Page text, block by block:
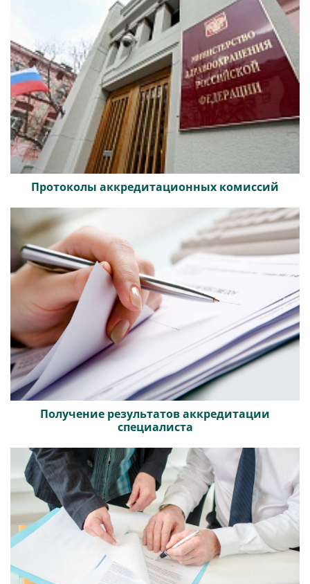
Протоколы аккредитационных комиссий
Получение результатов аккредитации
специалиста